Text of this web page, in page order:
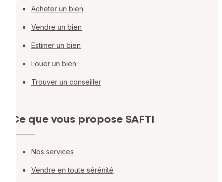
Acheter un bien
Vendre un bien
Estimer un bien
Louer un bien
Trouver un conseiller
Ce que vous propose SAFTI
Nos services
Vendre en toute sérénité